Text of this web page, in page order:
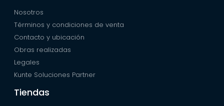
Nosotros
Términos y condiciones de venta
Contacto y ubicación
Obras realizadas
Legales
Kunte Soluciones Partner
Tiendas